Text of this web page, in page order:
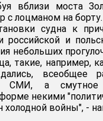
вблизи моста
с лоцманом на
судна к
российской и
небольших
такие, например,
всеобщее
СМИ, а
некими
войны", -